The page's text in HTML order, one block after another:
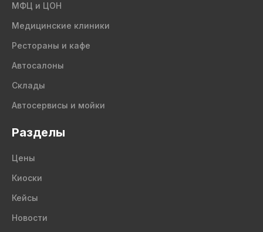
МФЦ и ЦОН
Медицинские клиники
Рестораны и кафе
Автосалоны
Склады
Автосервисы и мойки
Разделы
Цены
Киоски
Кейсы
Новости